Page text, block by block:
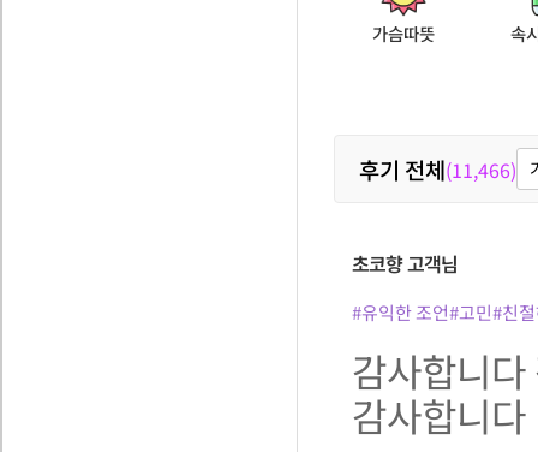
가슴따뜻 속
후기 전체(11,466)
초코향고객님
#유익한 조언#고민#친
감사합니
감사합니다